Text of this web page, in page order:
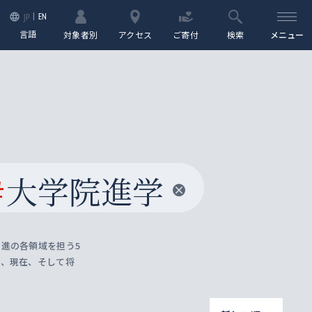
JP EN
言語 対象者別 アクセス ご寄付 検索 メニュー
大学院進学
の各領域を担う5
現在、そして将